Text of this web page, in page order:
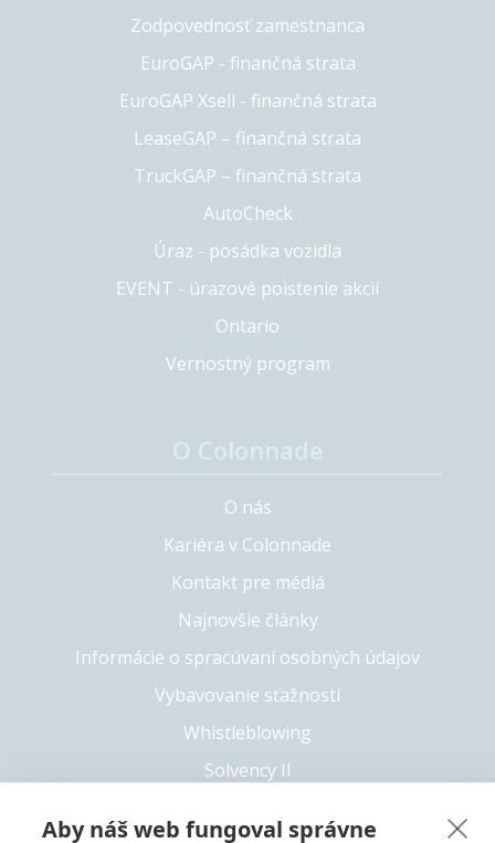
Zodpovednosť zamestnanca
EuroGAP - finančná strata
EuroGAP Xsell - finančná strata
LeaseGAP – finančná strata
TruckGAP – finančná strata
AutoCheck
Úraz - posádka vozidla
EVENT - úrazové poistenie akcií
Ontario
Vernostný program
O nás
Kariéra v Colonnade
Kontakt pre médiá
Najnovšie články
Informácie o spracúvaní osobných údajov
Vybavovanie sťažností
Whistleblowing
Solvency II
Aby náš web fungoval správne